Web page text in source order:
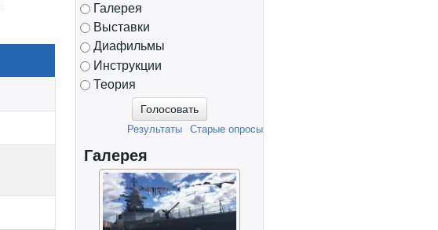
Галерея
Выставки
Диафильмы
Инструкции
Теория
Старые опросы
Результаты
Галерея